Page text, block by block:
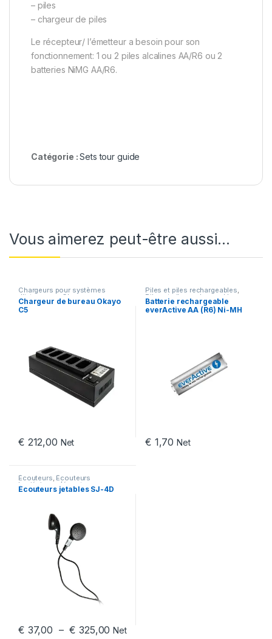
– piles
– chargeur de piles
Le récepteur/ l’émetteur a besoin pour son
fonctionnement: 1 ou 2 piles alcalines AA/R6 ou 2
batteries NiMG AA/R6.
Catégorie :Sets tour guide
Vous aimerez peut-être aussi…
Chargeurs pour systèmes
d'intercoms , Chargeurs
Chargeur de bureau Okayo
C5
€ 212,00 Net
Piles et piles rechargeables,
Piles et piles rechargeables
Batterie rechargeable
everActive AA (R6) Ni-MH
€ 1,70 Net
Écouteurs, Écouteurs
hygiéniques (écouteurs
jetables)
Écouteurs jetables SJ-4D
€ 37,00 – € 325,00 Plage de prix : € 37,00 à € 325,00
Net